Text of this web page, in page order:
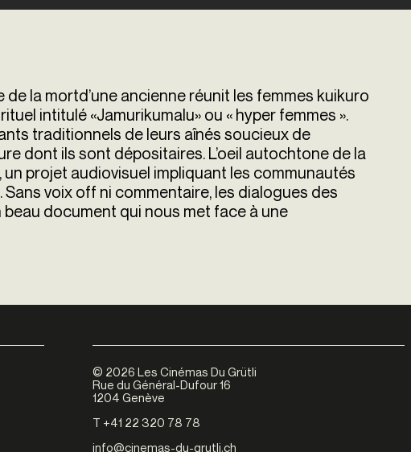
de la mortd’une ancienne réunit les femmes kuikuro
intitulé «Jamurikumalu» ou « hyper femmes ».
traditionnels de leurs aînés soucieux de
dont ils sont dépositaires. L’oeil autochtone de la
un projet audiovisuel impliquant les communautés
voix off ni commentaire, les dialogues des
document qui nous met face à une
© 2026 Les Cinémas Du Grütli
Rue du Général-Dufour 16
1204 Genève
T +41 22 320 78 78
info@cinemas-du-grutli.ch